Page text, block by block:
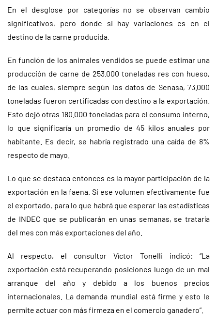
En el desglose por categorías no se observan cambio
significativos, pero donde si hay variaciones es en el
destino de la carne producida.
En función de los animales vendidos se puede estimar una
producción de carne de 253.000 toneladas res con hueso,
de las cuales, siempre según los datos de Senasa, 73.000
toneladas fueron certificadas con destino a la exportación.
Esto dejó otras 180.000 toneladas para el consumo interno,
lo que significaría un promedio de 45 kilos anuales por
habitante. Es decir, se habría registrado una caída de 8%
respecto de mayo.
Lo que se destaca entonces es la mayor participación de la
exportación en la faena. Si ese volumen efectivamente fue
el exportado, para lo que habrá que esperar las estadísticas
de INDEC que se publicarán en unas semanas, se trataría
del mes con más exportaciones del año.
Al respecto, el consultor Víctor Tonelli indicó: “La
exportación está recuperando posiciones luego de un mal
arranque del año y debido a los buenos precios
internacionales. La demanda mundial está firme y esto le
permite actuar con más firmeza en el comercio ganadero”.